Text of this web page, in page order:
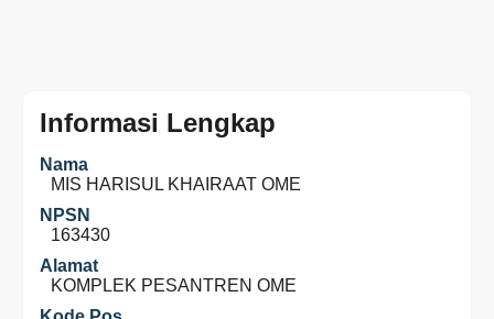
Informasi Lengkap
Nama
MIS HARISUL KHAIRAAT OME
NPSN
163430
Alamat
KOMPLEK PESANTREN OME